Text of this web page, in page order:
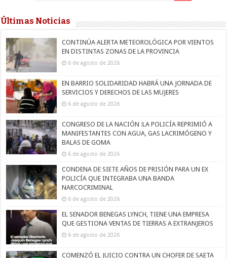
Últimas Noticias
CONTINÚA ALERTA METEOROLÓGICA POR VIENTOS
EN DISTINTAS ZONAS DE LA PROVINCIA
6 de agosto de 2026
EN BARRIO SOLIDARIDAD HABRÁ UNA JORNADA DE
SERVICIOS Y DERECHOS DE LAS MUJERES
6 de agosto de 2026
CONGRESO DE LA NACIÓN :LA POLICÍA REPRIMIÓ A
MANIFESTANTES CON AGUA, GAS LACRIMÓGENO Y
BALAS DE GOMA
6 de agosto de 2026
CONDENA DE SIETE AÑOS DE PRISIÓN PARA UN EX
POLICÍA QUE INTEGRABA UNA BANDA
NARCOCRIMINAL
6 de agosto de 2026
EL SENADOR BENEGAS LYNCH, TIENE UNA EMPRESA
QUE GESTIONA VENTAS DE TIERRAS A EXTRANJEROS
6 de agosto de 2026
COMENZÓ EL JUICIO CONTRA UN CHOFER DE SAETA